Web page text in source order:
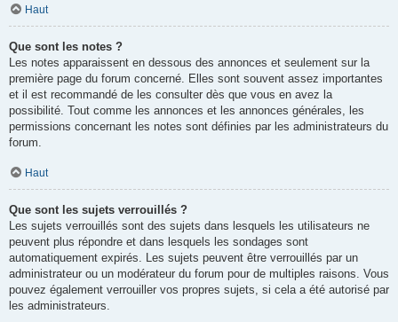
Haut
Que sont les notes ?
Les notes apparaissent en dessous des annonces et seulement sur la
première page du forum concerné. Elles sont souvent assez importantes
et il est recommandé de les consulter dès que vous en avez la
possibilité. Tout comme les annonces et les annonces générales, les
permissions concernant les notes sont définies par les administrateurs du
forum.
Haut
Que sont les sujets verrouillés ?
Les sujets verrouillés sont des sujets dans lesquels les utilisateurs ne
peuvent plus répondre et dans lesquels les sondages sont
automatiquement expirés. Les sujets peuvent être verrouillés par un
administrateur ou un modérateur du forum pour de multiples raisons. Vous
pouvez également verrouiller vos propres sujets, si cela a été autorisé par
les administrateurs.